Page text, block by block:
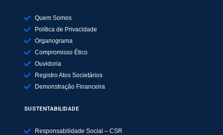
Quem Somos
Política de Privacidade
Organograma
Compromisso Ético
Ouvidoria
Registro Atos Societários
Demonstração Financeira
SUSTENTABILIDADE
Responsabilidade Social – CSR